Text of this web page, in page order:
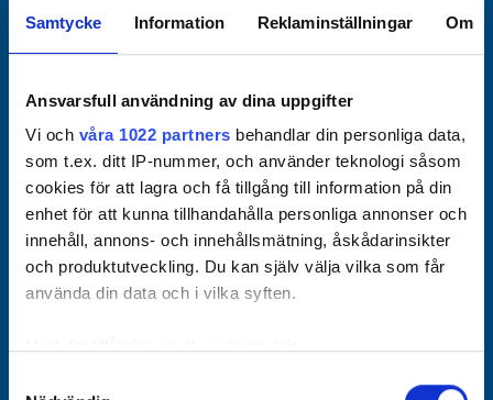
Samtycke Information Reklaminställningar Om
Ansvarsfull användning av dina uppgifter
Vi och våra 1022 partners behandlar din personliga data,
som t.ex. ditt IP-nummer, och använder teknologi såsom
cookies för att lagra och få tillgång till information på din
enhet för att kunna tillhandahålla personliga annonser och
innehåll, annons- och innehållsmätning, åskådarinsikter
och produktutveckling. Du kan själv välja vilka som får
använda din data och i vilka syften.